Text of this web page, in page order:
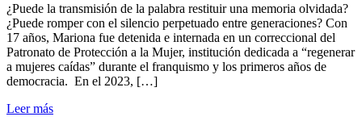
¿Puede la transmisión de la palabra restituir una memoria olvidada?
¿Puede romper con el silencio perpetuado entre generaciones? Con
17 años, Mariona fue detenida e internada en un correccional del
Patronato de Protección a la Mujer, institución dedicada a “regenerar
a mujeres caídas” durante el franquismo y los primeros años de
democracia. En el 2023, […]
Leer más